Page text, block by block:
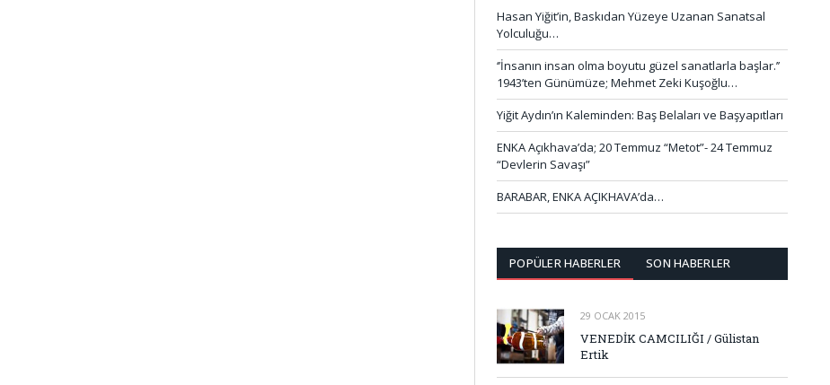
Hasan Yiğit’in, Baskıdan Yüzeye Uzanan Sanatsal
Yolculuğu…
‘’İnsanın insan olma boyutu güzel sanatlarla başlar.’’
1943’ten Günümüze; Mehmet Zeki Kuşoğlu…
Yiğit Aydın’ın Kaleminden: Baş Belaları ve Başyapıtları
ENKA Açıkhava’da; 20 Temmuz “Metot”- 24 Temmuz
“Devlerin Savaşı”
BARABAR, ENKA AÇIKHAVA’da…
POPÜLER HABERLER SON HABERLER
29 OCAK 2015
VENEDİK CAMCILIĞI / Gülistan
Ertik